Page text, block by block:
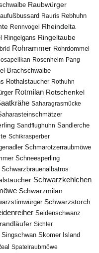
Raubwürger
Rauris Rebhuhn
Rennvogel Rheindelta
Ringelgans Ringeltaube
Rohrammer Rohrdommel
Rosenheim-Pang
Brachschwalbe
Rothalstaucher Rothuhn
Rotmilan Rotschenkel
Saharagrasmücke
Sandflughuhn Sandlerche
Schikrasperber
Schmarotzerraubmöwe
Schneesperling
Schwarzbrauenalbatros
Schwarzkehlchen
Schwarzmilan
Schwarzstorch
Seidenschwanz
Sichler
Singschwan Skomer Island
Spatelraubmöwe